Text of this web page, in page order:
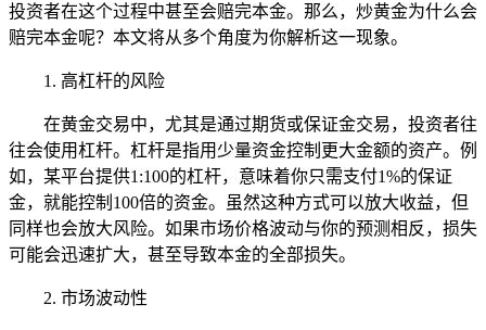
投资者在这个过程中甚至会赔完本金。那么，炒黄金为什么会
赔完本金呢？本文将从多个角度为你解析这一现象。
1. 高杠杆的风险
在黄金交易中，尤其是通过期货或保证金交易，投资者往
往会使用杠杆。杠杆是指用少量资金控制更大金额的资产。例
如，某平台提供1:100的杠杆，意味着你只需支付1%的保证
金，就能控制100倍的资金。虽然这种方式可以放大收益，但
同样也会放大风险。如果市场价格波动与你的预测相反，损失
可能会迅速扩大，甚至导致本金的全部损失。
2. 市场波动性